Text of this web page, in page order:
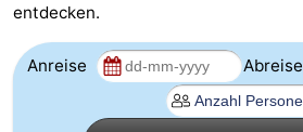
Eindhoven
Parken
entdecken.
Anreise Abreise